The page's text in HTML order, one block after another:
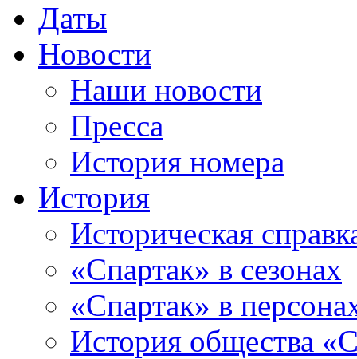
Даты
Новости
Наши новости
Пресса
История номера
История
Историческая
«Спартак» в сезонах
«Спартак» в
История общества